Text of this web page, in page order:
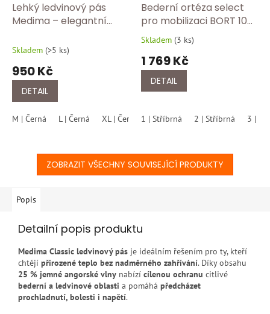
Lehký ledvinový pás
Medima – elegantní
hřejivým efektem
Skladem (>5 ks)
950 Kč
DETAIL
M | Černá L | Černá XL | Černá S| černá
Bederní ortéza select
pro mobilizaci BORT 104
700-Stříbrná
Průměrné
produktu
5,0
hvězdiček.
Skladem (3 ks)
1 769 Kč
DETAIL
1 | Stříbrná 2 | Stříbrná 3 |
ZOBRAZIT VŠECHNY SOUVISEJÍCÍ PRODUKTY
Popis
Detailní popis produktu
Medima Classic ledvinový pás je ideálním řešením pro ty, kteří
chtějí přirozené teplo bez nadměrného zahřívání. Díky obsahu
25 % jemné angorské vlny nabízí cílenou ochranu citlivé
bederní a ledvinové oblasti a pomáhá předcházet
prochladnutí, bolesti i napětí.